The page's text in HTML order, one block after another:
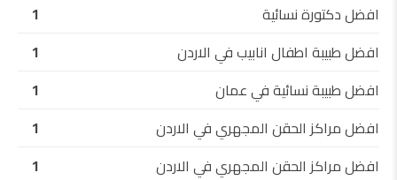
افضل دكتورة نسائية
1
افضل طبيبة اطفال انابيب في الاردن
1
افضل طبيبة نسائية في عمان
1
افضل مراكز الحقن المجهري في الاردن
1
افضل مراكز الحقن المجهري في الاردن
1